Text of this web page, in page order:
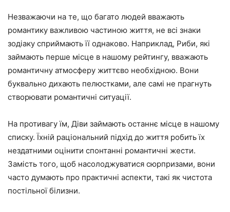
Незважаючи на те, що багато людей вважають
романтику важливою частиною життя, не всі знаки
зодіаку сприймають її однаково. Наприклад, Риби, які
займають перше місце в нашому рейтингу, вважають
романтичну атмосферу життєво необхідною. Вони
буквально дихають пелюстками, але самі не прагнуть
створювати романтичні ситуації.
На противагу їм, Діви займають останнє місце в нашому
списку. Їхній раціональний підхід до життя робить їх
нездатними оцінити спонтанні романтичні жести.
Замість того, щоб насолоджуватися сюрпризами, вони
часто думають про практичні аспекти, такі як чистота
постільної білизни.